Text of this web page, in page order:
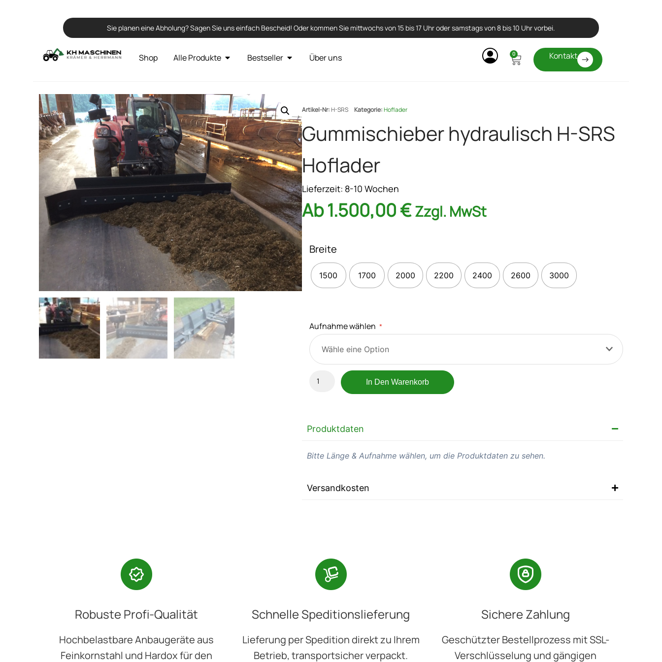
Sie planen eine Abholung? Sagen Sie uns einfach Bescheid! Oder kommen Sie mittwochs von 15 bis 17 Uhr oder samstags von 8 bis 10 Uhr vorbei.
Shop Alle Produkte Bestseller Über uns 0 Kontakt
Artikel-Nr:H-SRS Kategorie:Hoflader
Gummischieber hydraulisch H-SRS
Hoflader
Lieferzeit: 8-10 Wochen
Ab1.500,00€ Zzgl. MwSt
Breite
1500 1700 2000 2200 2400 2600 3000
Aufnahme wählen *
In Den Warenkorb
Produktdaten
Bitte Länge & Aufnahme wählen, um die Produktdaten zu sehen.
Versandkosten
Robuste Profi-Qualität
Hochbelastbare Anbaugeräte aus
Feinkornstahl und Hardox für den
Schnelle Speditionslieferung
Lieferung per Spedition direkt zu Ihrem
Betrieb, transportsicher verpackt.
Sichere Zahlung
Geschützter Bestellprozess mit SSL-
Verschlüsselung und gängigen